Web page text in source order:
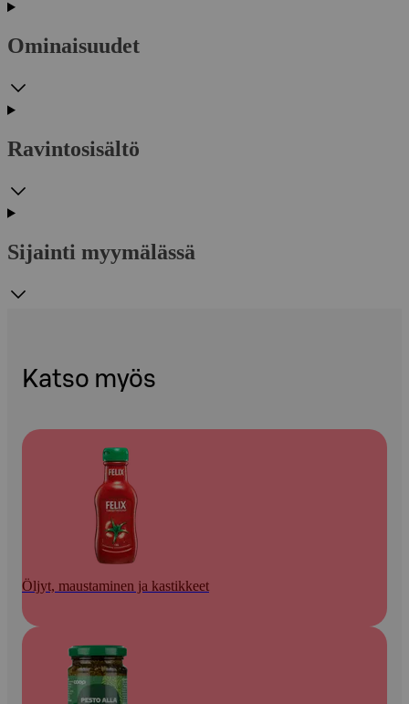
Ominaisuudet
Ravintosisältö
Sijainti myymälässä
Katso myös
Öljyt, maustaminen ja kastikkeet